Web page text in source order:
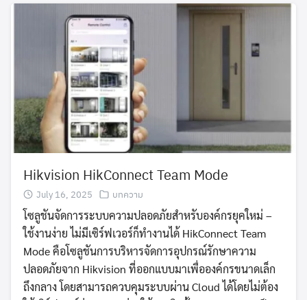
Hikvision HikConnect Team Mode
July 16, 2025 บทความ
​โซลูชันจัดการระบบความปลอดภัยสำหรับองค์กรยุคใหม่ –
ใช้งานง่าย ไม่มีเซิร์ฟเวอร์ก็ทำงานได้ HikConnect Team
Mode คือโซลูชันการบริหารจัดการอุปกรณ์รักษาความ
ปลอดภัยจาก Hikvision ที่ออกแบบมาเพื่อองค์กรขนาดเล็ก
ถึงกลาง โดยสามารถควบคุมระบบผ่าน Cloud ได้โดยไม่ต้อง